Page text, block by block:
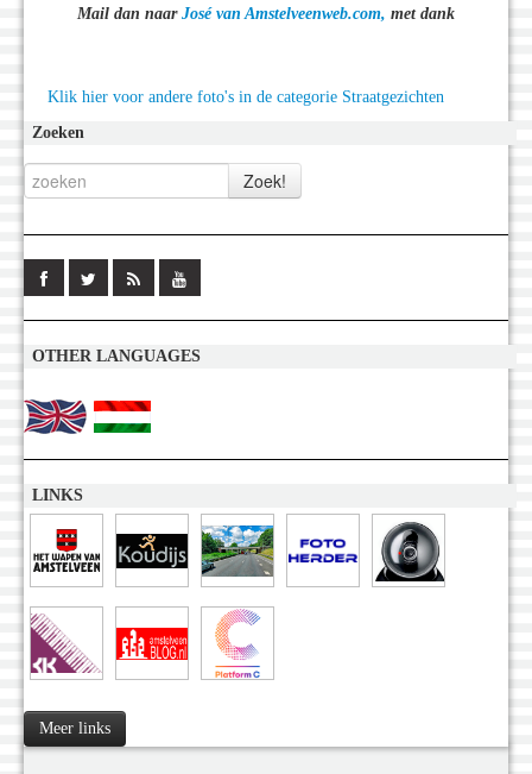
Mail dan naar José van Amstelveenweb.com, met dank
Klik hier voor andere foto's in de categorie Straatgezichten
Zoeken
OTHER LANGUAGES
LINKS
Meer links